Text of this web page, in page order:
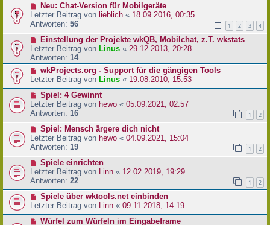
Neu: Chat-Version für Mobilgeräte
Letzter Beitrag von lieblich « 18.09.2016, 00:35
Antworten: 56 1 2 3 4
Einstellung der Projekte wkQB, Mobilchat, z.T. wkstats
Letzter Beitrag von Linus « 29.12.2013, 20:28
Antworten: 14
wkProjects.org - Support für die gängigen Tools
Letzter Beitrag von Linus « 19.08.2010, 15:53
Spiel: 4 Gewinnt
Letzter Beitrag von hewo « 05.09.2021, 02:57
Antworten: 16 1 2
Spiel: Mensch ärgere dich nicht
Letzter Beitrag von hewo « 04.09.2021, 15:04
Antworten: 19 1 2
Spiele einrichten
Letzter Beitrag von
Linn « 12.02.2019, 19:29
Antworten: 22 1 2
Spiele über wktools.net einbinden
Letzter Beitrag von
Linn « 09.11.2018, 14:19
Würfel zum Würfeln im Eingabeframe